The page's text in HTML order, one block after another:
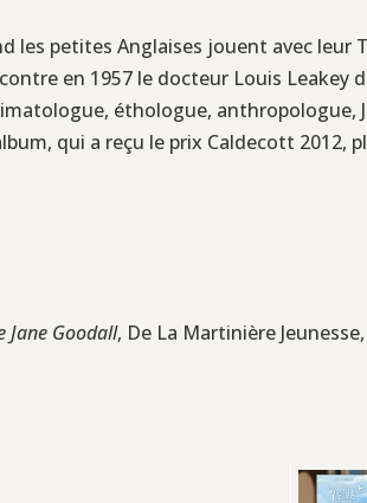
les petites Anglaises jouent avec
en 1957 le docteur Louis Leakey
éthologue, anthropologue,
qui a reçu le prix Caldecott
Jane Goodall, De La Martinière